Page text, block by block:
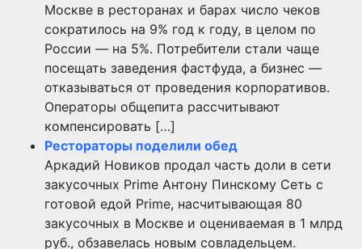
Москве в ресторанах и барах число чеков
сократилось на 9% год к году, в целом по
России — на 5%. Потребители стали чаще
посещать заведения фастфуда, а бизнес —
отказываться от проведения корпоративов.
Операторы общепита рассчитывают
компенсировать […]
Рестораторы поделили обед
Аркадий Новиков продал часть доли в сети
закусочных Prime Антону Пинскому Сеть с
готовой едой Prime, насчитывающая 80
закусочных в Москве и оцениваемая в 1 млрд
руб., обзавелась новым совладельцем.